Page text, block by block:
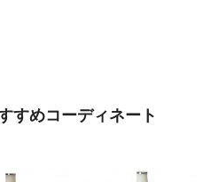
すめコーディネート